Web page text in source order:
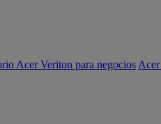
Acer Veriton para negocios